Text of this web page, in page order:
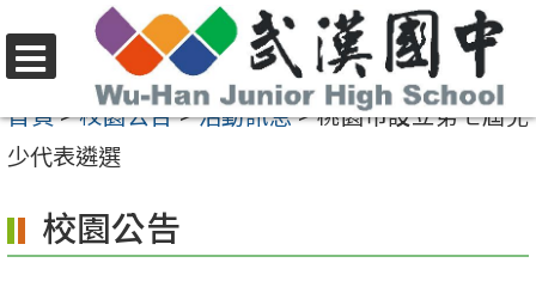
至
要
容
區
選
單
首頁>校園公告>活動訊息>桃園市設立第七屆兒
少代表遴選
校園公告